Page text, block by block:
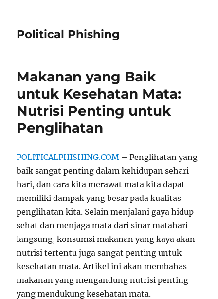
Political Phishing
Makanan yang Baik
untuk Kesehatan Mata:
Nutrisi Penting untuk
Penglihatan
POLITICALPHISHING.COM – Penglihatan yang
baik sangat penting dalam kehidupan sehari-
hari, dan cara kita merawat mata kita dapat
memiliki dampak yang besar pada kualitas
penglihatan kita. Selain menjalani gaya hidup
sehat dan menjaga mata dari sinar matahari
langsung, konsumsi makanan yang kaya akan
nutrisi tertentu juga sangat penting untuk
kesehatan mata. Artikel ini akan membahas
makanan yang mengandung nutrisi penting
yang mendukung kesehatan mata.